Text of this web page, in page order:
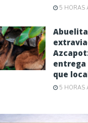
5 HORAS
entrega
que
5 HORAS